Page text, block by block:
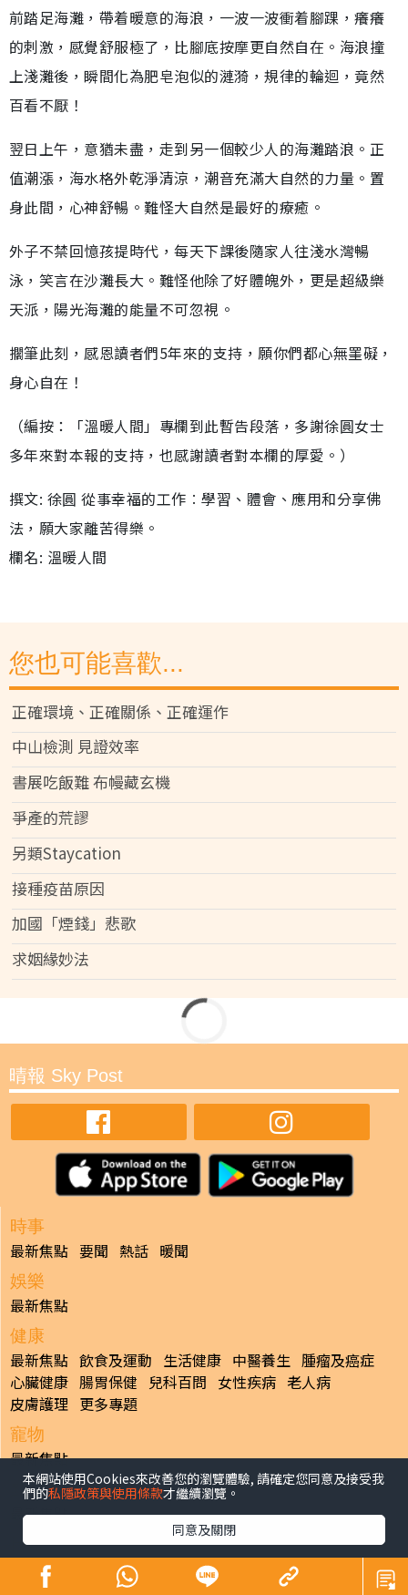
前踏足海灘，帶着暖意的海浪，一波一波衝着腳踝，癢癢
的刺激，感覺舒服極了，比腳底按摩更自然自在。海浪撞
上淺灘後，瞬間化為肥皂泡似的漣漪，規律的輪迴，竟然
百看不厭！
翌日上午，意猶未盡，走到另一個較少人的海灘踏浪。正
值潮漲，海水格外乾淨清涼，潮音充滿大自然的力量。置
身此間，心神舒暢。難怪大自然是最好的療癒。
外子不禁回憶孩提時代，每天下課後隨家人往淺水灣暢
泳，笑言在沙灘長大。難怪他除了好體魄外，更是超級樂
天派，陽光海灘的能量不可忽視。
擱筆此刻，感恩讀者們5年來的支持，願你們都心無罣礙，
身心自在！
（編按：「溫暖人間」專欄到此暫告段落，多謝徐圓女士
多年來對本報的支持，也感謝讀者對本欄的厚愛。）
撰文: 徐圓 從事幸福的工作︰學習、體會、應用和分享佛
法，願大家離苦得樂。
欄名: 溫暖人間
您也可能喜歡...
正確環境、正確關係、正確運作
中山檢測 見證效率
書展吃飯難 布幔藏玄機
爭產的荒謬
另類Staycation
接種疫苗原因
加國「煙錢」悲歌
求姻緣妙法
晴報 Sky Post
時事
最新焦點 要聞 熱話 暖聞
娛樂
最新焦點
健康
最新焦點 飲食及運動 生活健康 中醫養生 腫瘤及癌症
心臟健康 腸胃保健 兒科百問 女性疾病 老人病
皮膚護理 更多專題
寵物
最新焦點
副刊
最新焦點
日報
揭頁版 財經/地產 中國/國際
Healthy Life
生活副刊
親子/教育 專題/人物 昔日晴報
本網站使用Cookies來改善您的瀏覽體驗, 請確定您同意及接受我
們的私隱政策與使用條款才繼續瀏覽。
同意及關閉